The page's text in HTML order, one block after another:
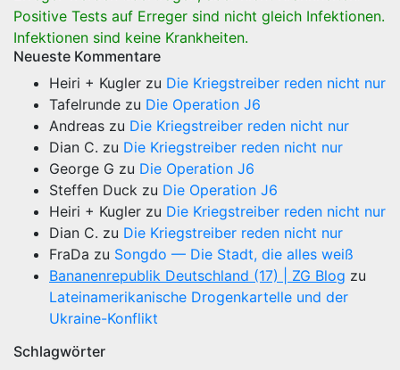
Positive Tests auf Erreger sind nicht gleich Infektionen.
Infektionen sind keine Krankheiten.
Neueste Kommentare
Heiri + Kugler zu Die Kriegstreiber reden nicht nur
Tafelrunde zu Die Operation J6
Andreas zu Die Kriegstreiber reden nicht nur
Dian C. zu Die Kriegstreiber reden nicht nur
George G zu Die Operation J6
Steffen Duck zu Die Operation J6
Heiri + Kugler zu Die Kriegstreiber reden nicht nur
Dian C. zu Die Kriegstreiber reden nicht nur
FraDa zu Songdo — Die Stadt, die alles weiß
Bananenrepublik Deutschland (17) | ZG Blog zu
Lateinamerikanische Drogenkartelle und der
Ukraine-Konflikt
Schlagwörter